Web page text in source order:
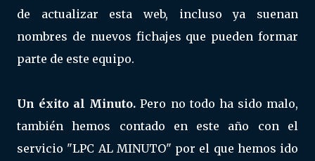
de actualizar esta web, incluso ya suenan
nombres de nuevos fichajes que pueden formar
parte de este equipo.
Un éxito al Minuto.Pero no todo ha sido malo,
también hemos contado en este año con el
servicio "LPC AL MINUTO" por el que hemos ido